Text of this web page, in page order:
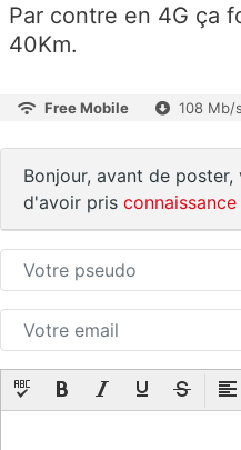
Par contre en 4G ça
40Km.
Free Mobile 108 Mb/s
Bonjour, avant de
d'avoir pris